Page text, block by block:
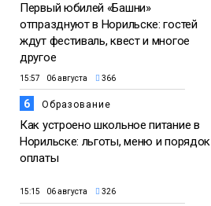
Первый юбилей «Башни»
отпразднуют в Норильске: гостей
ждут фестиваль, квест и многое
другое
15:57 06 августа 366
6 Образование
Как устроено школьное питание в
Норильске: льготы, меню и порядок
оплаты
15:15 06 августа 326